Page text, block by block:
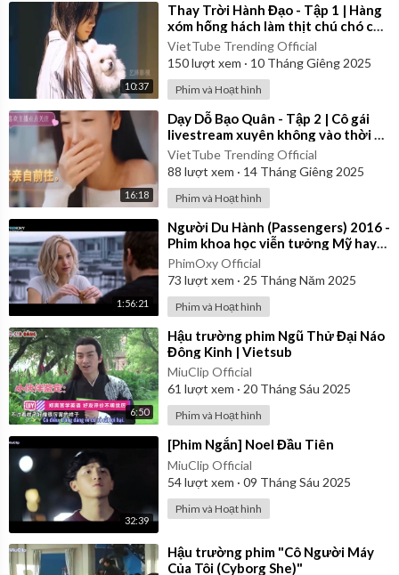
10:37
⁣Thay Trời Hành Đạo - Tập 1 | Hàng
xóm hống hách làm thịt chú chó của
cô gái | Review Phim
VietTube Trending Official
150lượt xem · 10 Tháng Giêng 2025
Phim và Hoạt hình
16:18
⁣Dạy Dỗ Bạo Quân - Tập 2 | Cô gái
livestream xuyên không vào thời cổ
đại | Review Phim
VietTube Trending Official
88 lượt xem · 14 Tháng Giêng 2025
Phim và Hoạt hình
1:56:21
⁣Người Du Hành (Passengers) 2016 -
Phim khoa học viễn tưởng Mỹ hay
nhất | Vietsub
PhimOxy Official
73 lượt xem · 25 Tháng Năm 2025
Phim và Hoạt hình
6:50
⁣Hậu trường phim Ngũ Thử Đại Náo
Đông Kinh | Vietsub
MiuClip Official
61 lượt xem · 20 Tháng Sáu 2025
Phim và Hoạt hình
32:39
⁣[Phim Ngắn] Noel Đầu Tiên
MiuClip Official
54lượt xem · 09 Tháng Sáu 2025
Phim và Hoạt hình
⁣Hậu trường phim "Cô Người Máy
Của Tôi (Cyborg She)"